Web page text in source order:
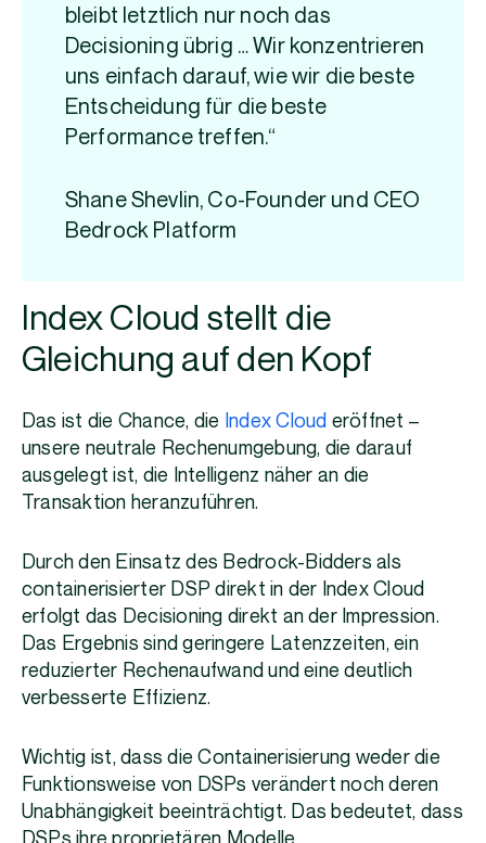
bleibt letztlich nur noch das
Decisioning übrig … Wir konzentrieren
uns einfach darauf, wie wir die beste
Entscheidung für die beste
Performance treffen.“
Shane Shevlin, Co-Founder und CEO
Bedrock Platform
Index Cloud stellt die
Gleichung auf den Kopf
Das ist die Chance, die Index Cloud eröffnet –
unsere neutrale Rechenumgebung, die darauf
ausgelegt ist, die Intelligenz näher an die
Transaktion heranzuführen.
Durch den Einsatz des Bedrock-Bidders als
containerisierter DSP direkt in der Index Cloud
erfolgt das Decisioning direkt an der Impression.
Das Ergebnis sind geringere Latenzzeiten, ein
reduzierter Rechenaufwand und eine deutlich
verbesserte Effizienz.
Wichtig ist, dass die Containerisierung weder die
Funktionsweise von DSPs verändert noch deren
Unabhängigkeit beeinträchtigt. Das bedeutet, dass